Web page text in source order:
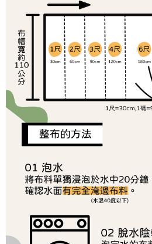
【繳款方式說明】
1.分期款項不併入電信帳單，「大哥付你分
醒簡訊。
2.透過簡訊連結打開帳單後，可選擇「超商
帳／街口支付／iPASS MONEY」等通路繳費
【注意事項】
1.本服務係由「台灣大哥大股份有限公司」
用戶於交易時，得透過本服務購買商品或服
買賣價金債權讓與本公司後，依約使用本公
2.基於同意付款使用「大哥付你分期」之契
資料（包含姓名、電話或地址）提供予台灣
由本公司與您本人進行分期帳單所需資料之
3.完整用戶服務條款，請詳閱以下連結：
３．安心：先確認商品／服務後，再付款。
【「AFTEE先享後付」結帳流程】
１．於結帳方式選擇「AFTEE先享後付」後
結帳頁面，進行簡訊認證並確認金額後，即
２．訂單成立數日內，您將收到繳費通知簡訊
３．收到繳費通知簡訊後14天內，點擊此
ATM／網路銀行／等多元方式進行付款，方
※ 請注意：結帳手續完成當下不需立刻繳
購買商品的店家。未經商家同意取消之訂單
後付繳納相關費用。
※ 交易是否成功請以「AFTEE先享後付 」
是否繳費成功／繳費後需取消欲退款等相關
客戶支援中心」https://
【注意事項】
１．透過由恩沛科技股份有限公司提供之「
易，需依本服務之必要範圍內提供個人資料
權轉讓予恩沛科技股份有限公司。
https://aftee.tw/terms/#terms3
３．未成年的使用者請事先徵得法定代理人
「AFTEE先享後付」，若未經同意申辦者引
每筆NT$65，滿NT$1,500(含以上)免運
7-11取貨付款
每筆NT$65，滿NT$1,500(含以上)免運
宅配
每筆NT$150，滿NT$1,500(含以上)免
離島宅配
每筆NT$240